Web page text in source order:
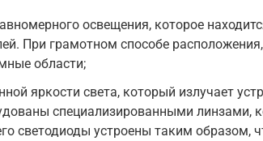
освещения, которое
При грамотном способе
области;
яркости света, который излучает
специализированными линзами,
светодиоды устроены таким образом,